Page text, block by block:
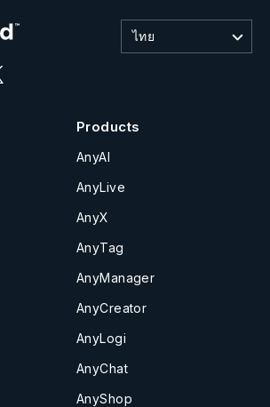
ไทย
Products
AnyAI
AnyLive
AnyX
AnyTag
AnyManager
AnyCreator
AnyLogi
AnyChat
AnyShop